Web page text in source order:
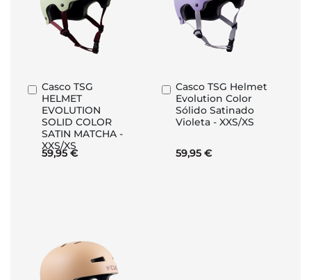
Casco TSG
HELMET
EVOLUTION
SOLID COLOR
SATIN MATCHA -
XXS/XS
59,95 €
Añadir
al
carrito
Casco TSG Helmet
Evolution Color
Sólido Satinado
Violeta - XXS/XS
59,95 €
Añadir
al
carrito